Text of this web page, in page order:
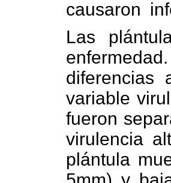
causaron
Las
diferencias
variable
fueron
virulencia
plántula